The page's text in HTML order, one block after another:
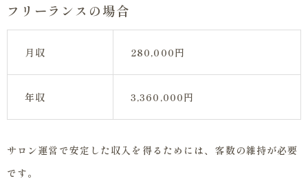
フリーランスの場合
月収 280,000円
年収 3,360,000円
サロン運営で安定した収入を得るためには、客数の維持が必要
です。